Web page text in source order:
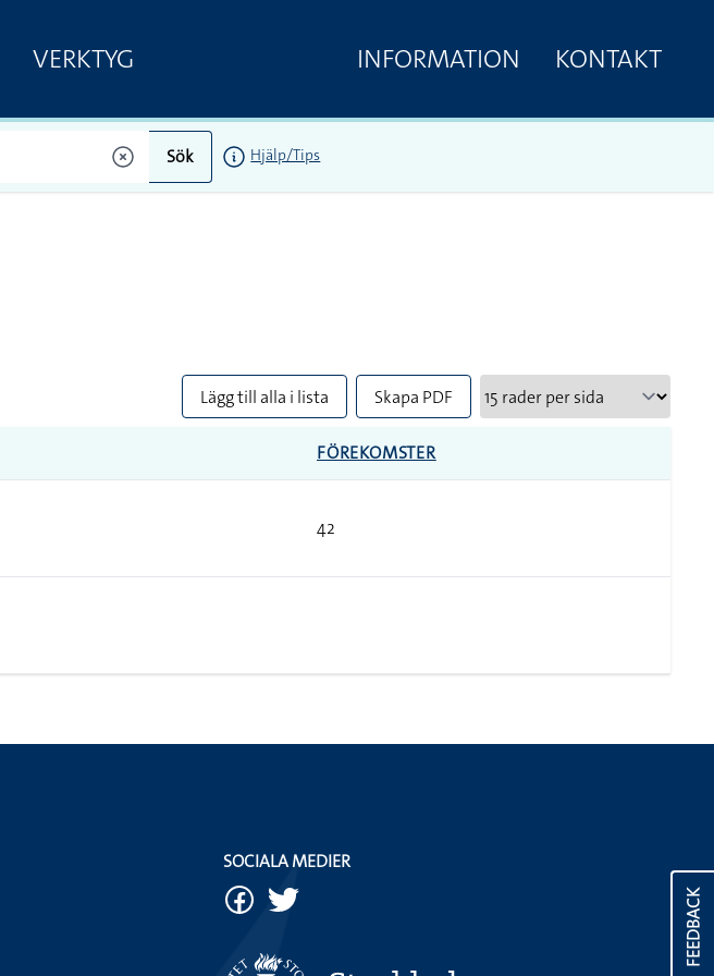
VERKTYG INFORMATION KONTAKT
Sök Hjälp/Tips
Lägg till alla i lista Skapa PDF
FÖREKOMSTER
42
FEEDBACK
SOCIALA MEDIER